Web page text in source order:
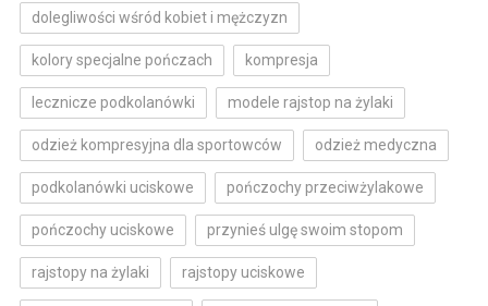
dolegliwości wśród kobiet i mężczyzn
kolory specjalne pończach kompresja
lecznicze podkolanówki modele rajstop na żylaki
odzież kompresyjna dla sportowców odzież medyczna
podkolanówki uciskowe pończochy przeciwżylakowe
pończochy uciskowe przynieś ulgę swoim stopom
rajstopy na żylaki rajstopy uciskowe